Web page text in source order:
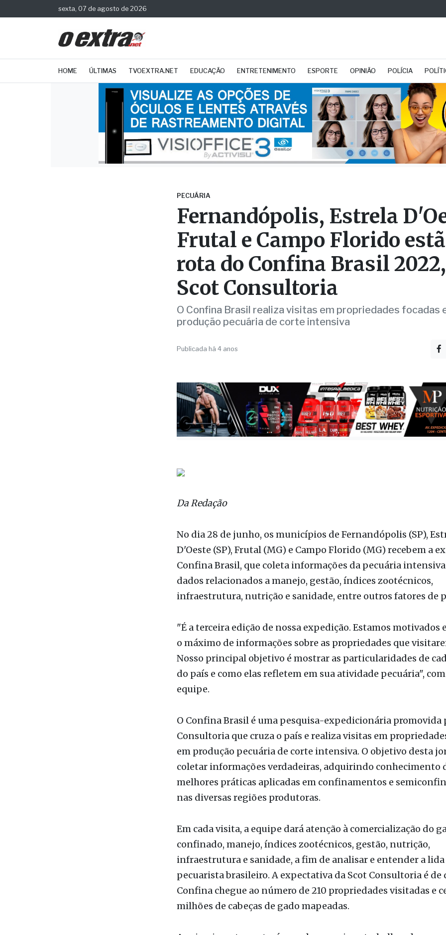
sexta, 07 de agosto de 2026
HOME ÚLTIMAS TVOEXTRA.NET EDUCAÇÃO ENTRETENIMENTO ESPORTE OPINIÃO POLÍCIA
PECUÁRIA
Fernandópolis, Estrela
Frutal e Campo Florido
rota do Confina Brasil
Scot Consultoria
O Confina Brasil realiza visitas em propriedades focadas
produção pecuária de corte intensiva
Da Redação
No dia 28 de junho, os municípios de Fernandópolis (SP),
D'Oeste (SP), Frutal (MG) e Campo Florido (MG) recebem a
Confina Brasil, que coleta informações da pecuária
dados relacionados a manejo, gestão, índices zootécnicos,
infraestrutura, nutrição e sanidade, entre outros fatores de
"É a terceira edição de nossa expedição. Estamos motivados
o máximo de informações sobre as propriedades que
Nosso principal objetivo é mostrar as particularidades de
do país e como elas refletem em sua atividade pecuária",
equipe.
O Confina Brasil é uma pesquisa-expedicionária promovida
Consultoria que cruza o país e realiza visitas em
em produção pecuária de corte intensiva. O objetivo desta
coletar informações verdadeiras, adquirindo conhecimento
melhores práticas aplicadas em confinamentos e
nas diversas regiões produtoras.
Em cada visita, a equipe dará atenção à comercialização do
confinado, manejo, índices zootécnicos, gestão, nutrição,
infraestrutura e sanidade, a fim de analisar e entender a
pecuarista brasileiro. A expectativa da Scot Consultoria é de
Confina chegue ao número de 210 propriedades visitadas e
milhões de cabeças de gado mapeadas.
A primeira rota contará com duas equipes trabalhando